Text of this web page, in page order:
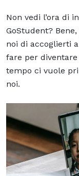
Non vedi l’ora di
GoStudent?
noi di accoglierti
fare per
tempo ci vuole
noi.